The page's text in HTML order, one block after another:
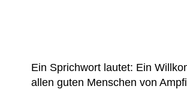
Ein Sprichwort lautet: Ein
allen guten Menschen von